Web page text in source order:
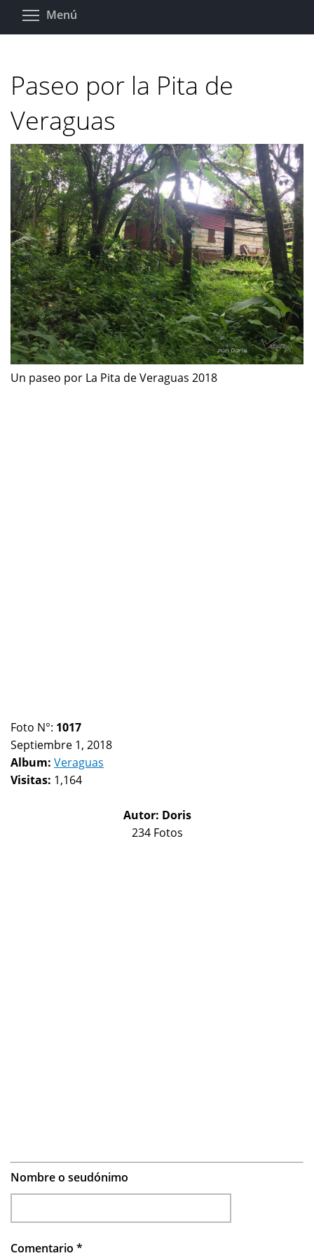
Pasar
Menú
Paseo por la Pita de
Veraguas
Un paseo por La Pita de Veraguas 2018
Foto N°: 1017
Septiembre 1, 2018
Album: Veraguas
Visitas: 1,164
Autor: Doris
234 Fotos
Nombre o seudónimo
Comentario *